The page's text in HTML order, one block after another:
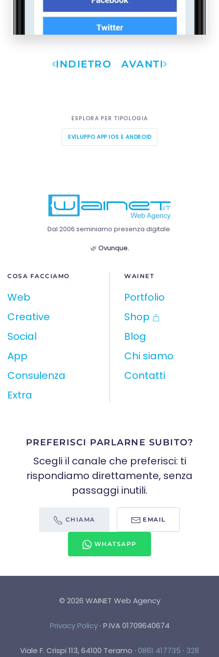
INDIETRO AVANTI
ESPLORA PER TIPOLOGIA
SVILUPPO APP IOS E ANDROID
Dal 2006 seminiamo presenza digitale.
🌿 Ovunque.
COSA FACCIAMO
Web
Creative
Social
App
Consulenza
Extra
WAINET
Portfolio
Shop
Blog
Chi siamo
Contatti
PREFERISCI PARLARNE SUBITO?
Scegli il canale che preferisci: ti
rispondiamo direttamente, senza
passaggi inutili.
CHIAMA EMAIL
WHATSAPP
© 2026 WAINET Web Agency
Privacy Policy · P.IVA 01709640674
Viale F. Crispi 113, 64100 Teramo · 0861 417735 · 328